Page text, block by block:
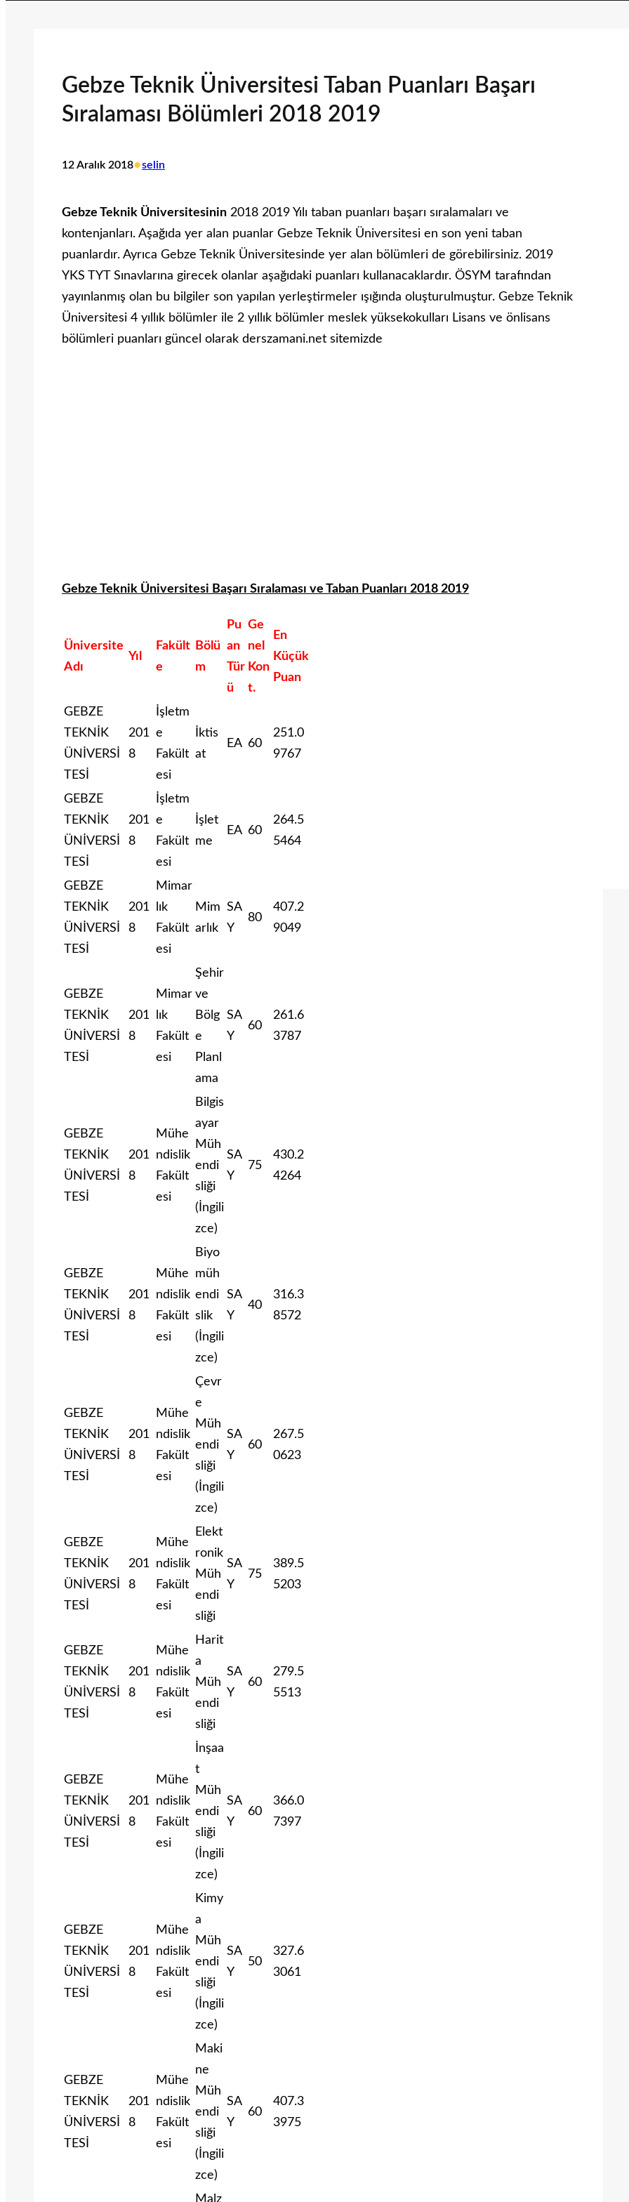
Gebze Teknik Üniversitesi Taban Puanları Başarı
Sıralaması Bölümleri 2018 2019
12 Aralık 2018•selin
Gebze Teknik Üniversitesinin 2018 2019 Yılı taban puanları başarı sıralamaları ve
kontenjanları. Aşağıda yer alan puanlar Gebze Teknik Üniversitesi en son yeni taban
puanlardır. Ayrıca Gebze Teknik Üniversitesinde yer alan bölümleri de görebilirsiniz. 2019
YKS TYT Sınavlarına girecek olanlar aşağıdaki puanları kullanacaklardır. ÖSYM tarafından
yayınlanmış olan bu bilgiler son yapılan yerleştirmeler ışığında oluşturulmuştur. Gebze Teknik
Üniversitesi 4 yıllık bölümler ile 2 yıllık bölümler meslek yüksekokulları Lisans ve önlisans
bölümleri puanları güncel olarak derszamani.net sitemizde
Gebze Teknik Üniversitesi Başarı Sıralaması ve Taban Puanları 2018 2019
Üniversite
Adı
Yıl
Fakült
e
Bölü
m
Pu
an
Tür
ü
Ge
nel
Kon
t.
En
Küçük
Puan
GEBZE
TEKNİK
ÜNİVERSİ
TESİ
201
8
İşletm
e
Fakült
esi
İktis
at
EA 60
251.0
9767
GEBZE
TEKNİK
ÜNİVERSİ
TESİ
201
8
İşletm
e
Fakült
esi
İşlet
me
EA 60
264.5
5464
GEBZE
TEKNİK
ÜNİVERSİ
TESİ
201
8
Mimar
lık
Fakült
esi
Mim
arlık
SA
Y
80
407.2
9049
GEBZE
TEKNİK
ÜNİVERSİ
TESİ
201
8
Mimar
lık
Fakült
esi
Şehir
ve
Bölg
e
Planl
ama
SA
Y
60
261.6
3787
GEBZE
TEKNİK
ÜNİVERSİ
TESİ
201
8
Mühe
ndislik
Fakült
esi
Bilgis
ayar
Müh
endi
sliği
(İngili
zce)
SA
Y
75
430.2
4264
GEBZE
TEKNİK
ÜNİVERSİ
TESİ
201
8
Mühe
ndislik
Fakült
esi
Biyo
müh
endi
slik
(İngili
zce)
SA
Y
40
316.3
8572
GEBZE
TEKNİK
ÜNİVERSİ
TESİ
201
8
Mühe
ndislik
Fakült
esi
Çevr
e
Müh
endi
sliği
(İngili
zce)
SA
Y
60
267.5
0623
GEBZE
TEKNİK
ÜNİVERSİ
TESİ
201
8
Mühe
ndislik
Fakült
esi
Elekt
ronik
Müh
endi
sliği
SA
Y
75
389.5
5203
GEBZE
TEKNİK
ÜNİVERSİ
TESİ
201
8
Mühe
ndislik
Fakült
esi
Harit
a
Müh
endi
sliği
SA
Y
60
279.5
5513
GEBZE
TEKNİK
ÜNİVERSİ
TESİ
201
8
Mühe
ndislik
Fakült
esi
İnşaa
t
Müh
endi
sliği
(İngili
zce)
SA
Y
60
366.0
7397
GEBZE
TEKNİK
ÜNİVERSİ
TESİ
201
8
Mühe
ndislik
Fakült
esi
Kimy
a
Müh
endi
sliği
(İngili
zce)
SA
Y
50
327.6
3061
GEBZE
TEKNİK
ÜNİVERSİ
TESİ
201
8
Mühe
ndislik
Fakült
esi
Maki
ne
Müh
endi
sliği
(İngili
zce)
SA
Y
60
407.3
3975
Malz